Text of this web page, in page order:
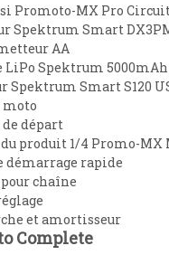
Promoto-MX Pro
Spektrum Smart
AA
LiPo Spektrum 5000mAh
Spektrum Smart S120
moto
de départ
produit 1/4 Promo-MX
démarrage rapide
chaîne
et amortisseur
Complete